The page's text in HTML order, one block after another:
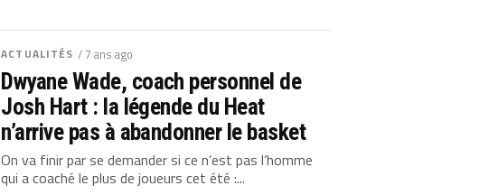
ACTUALITÉS / 7 ans ago
Dwyane Wade, coach personnel de
Josh Hart : la légende du Heat
n’arrive pas à abandonner le basket
On va finir par se demander si ce n’est pas l’homme
qui a coaché le plus de joueurs cet été :...